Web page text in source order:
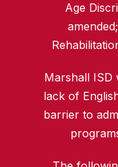
Age
Marshall ISD
lack of
barrier to